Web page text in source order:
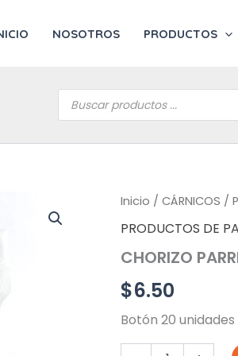
NOSOTROS PRODUCTOS
Inicio / CÁRNICOS /
PRODUCTOS DE
CHORIZO
$6.50
Botón 20
CHORIZO